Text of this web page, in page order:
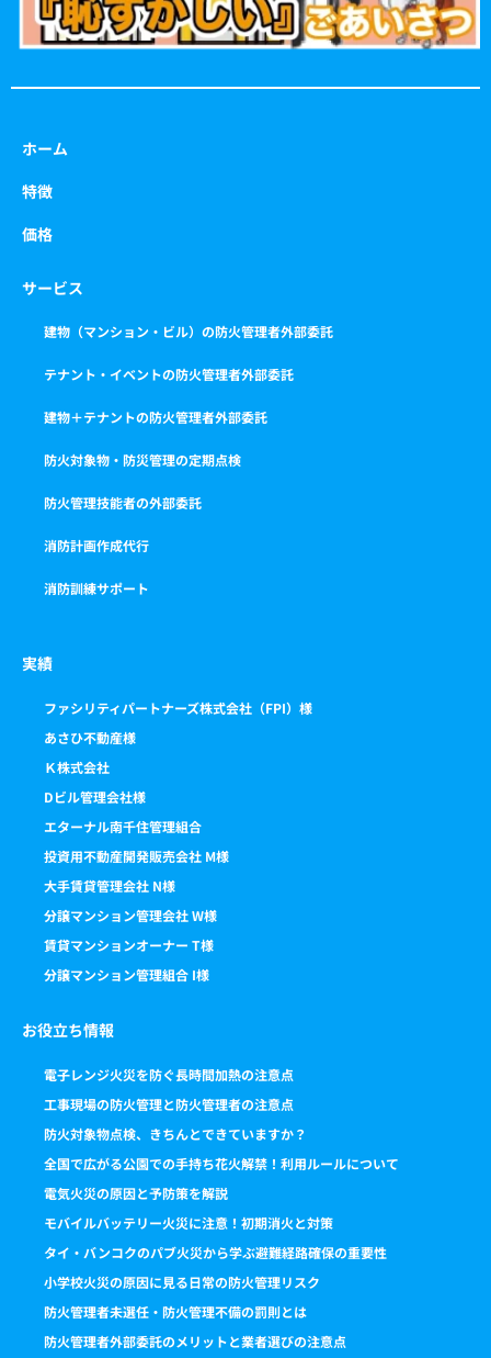
ホーム
特徴
価格
サービス
建物（マンション・ビル）の防火管理者外部委託
テナント・イベントの防火管理者外部委託
建物＋テナントの防火管理者外部委託
防火対象物・防災管理の定期点検
防火管理技能者の外部委託
消防計画作成代行
消防訓練サポート
実績
ファシリティパートナーズ株式会社（FPI）様
あさひ不動産様
Ｋ株式会社
Dビル管理会社様
エターナル南千住管理組合
投資用不動産開発販売会社 M様
大手賃貸管理会社 N様
分譲マンション管理会社 W様
賃貸マンションオーナー T様
分譲マンション管理組合 I様
お役立ち情報
電子レンジ火災を防ぐ長時間加熱の注意点
工事現場の防火管理と防火管理者の注意点
防火対象物点検、きちんとできていますか？
全国で広がる公園での手持ち花火解禁！利用ルールについて
電気火災の原因と予防策を解説
モバイルバッテリー火災に注意！初期消火と対策
タイ・バンコクのパブ火災から学ぶ避難経路確保の重要性
小学校火災の原因に見る日常の防火管理リスク
防火管理者未選任・防火管理不備の罰則とは
防火管理者外部委託のメリットと業者選びの注意点